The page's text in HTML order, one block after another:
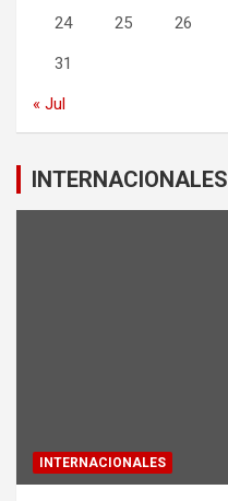
24 25 26
31
« Jul
INTERNACIONALES
INTERNACIONALES